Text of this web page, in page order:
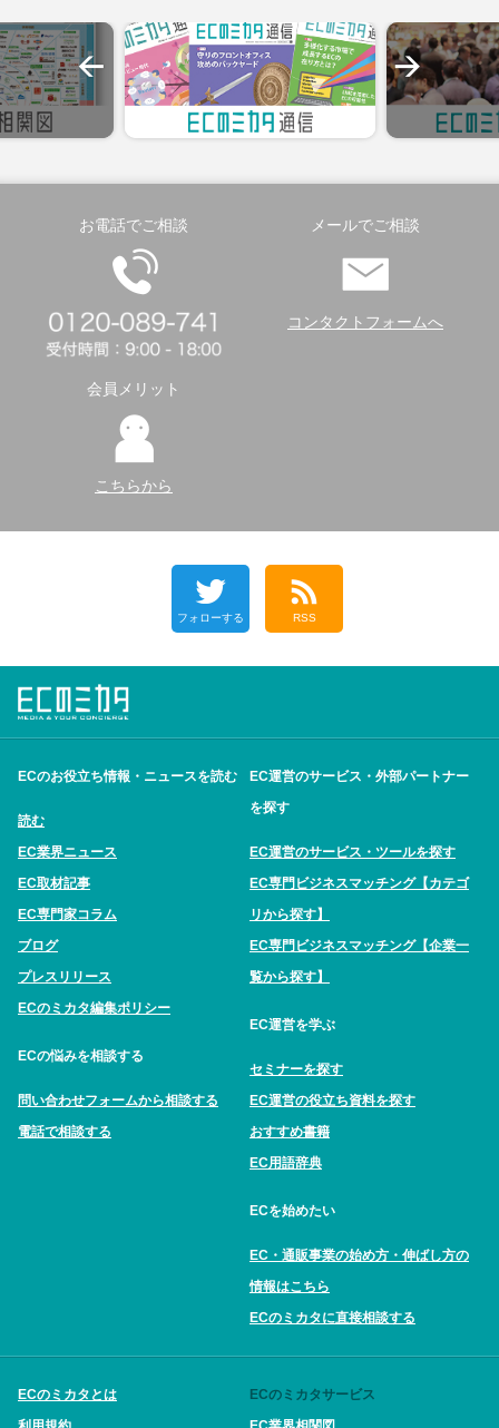
お電話でご相談 メールでご相談
コンタクトフォームへ
会員メリット
こちらから
フォローする RSS
ECのお役立ち情報・ニュースを読む
読む
EC業界ニュース
EC取材記事
EC専門家コラム
ブログ
プレスリリース
ECのミカタ編集ポリシー
ECの悩みを相談する
問い合わせフォームから相談する
電話で相談する
EC運営のサービス・外部パートナー
を探す
EC運営のサービス・ツールを探す
EC専門ビジネスマッチング【カテゴ
リから探す】
EC専門ビジネスマッチング【企業一
覧から探す】
EC運営を学ぶ
セミナーを探す
EC運営の役立ち資料を探す
おすすめ書籍
EC用語辞典
ECを始めたい
EC・通販事業の始め方・伸ばし方の
情報はこちら
ECのミカタに直接相談する
ECのミカタとは
ECのミカタサービス